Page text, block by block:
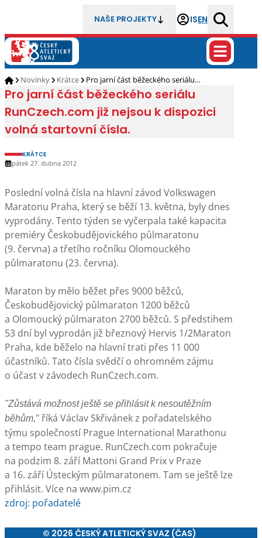
NAŠE PROJEKTY ISEN
Novinky Krátce Pro jarní část běžeckého seriálu…
Pro jarní část běžeckého seriálu
RunCzech.com již nejsou k dispozici
volná startovní čísla.
KRÁTCE
pátek 27. dubna 2012
Poslední volná čísla na hlavní závod Volkswagen
Maratonu Praha, který se běží 13. května, byly dnes
vyprodány. Tento týden se vyčerpala také kapacita
premiéry Českobudějovického půlmaratonu
(9. června) a třetího ročníku Olomouckého
půlmaratonu (23. června).
Maraton by mělo běžet přes 9000 běžců,
Českobudějovický půlmaraton 1200 běžců
a Olomoucký půlmaraton 2700 běžců. S předstihem
53 dní byl vyprodán již březnový Hervis 1/2Maraton
Praha, kde běželo na hlavní trati přes 11 000
účastníků. Tato čísla svědčí o ohromném zájmu
o účast v závodech RunCzech.com.
"Zůstává možnost ještě se přihlásit k nesoutěžním
běhům," říká Václav Skřivánek z pořadatelského
týmu společností Prague International Marathonu
a tempo team prague. RunCzech.com pokračuje
na podzim 8. září Mattoni Grand Prix v Praze
a 16. září Ústeckým půlmaratonem. Tam se ještě lze
přihlásit. Více na www.pim.cz
zdroj: pořadatelé
© 2026 ČESKÝ ATLETICKÝ SVAZ (ČAS)